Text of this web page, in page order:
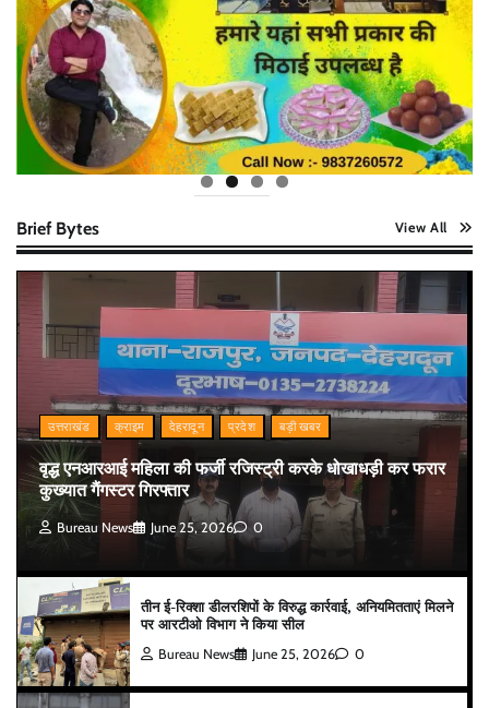
Brief Bytes View All
उत्तराखंड क्राइम देहरादून प्रदेश बड़ी खबर
वृद्ध एनआरआई महिला की फर्जी रजिस्ट्री करके धोखाधड़ी कर फरार
कुख्यात गैंगस्टर गिरफ्तार
Bureau News June 25, 2026 0
तीन ई-रिक्शा डीलरशिपों के विरुद्ध कार्रवाई, अनियमितताएं मिलने
पर आरटीओ विभाग ने किया सील
Bureau News June 25, 2026 0